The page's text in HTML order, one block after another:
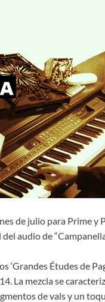
de julio para Prime y
audio de
‘Grandes Études de
La mezcla se
de vals y un